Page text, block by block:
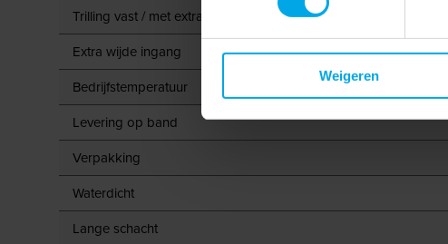
Weigeren
Trilling vast / met extra binnenbus / super pidg
Extra wijde ingang
Bedrijfstemperatuur
Levering op band
Verpakking
Waterdicht
Lange schacht